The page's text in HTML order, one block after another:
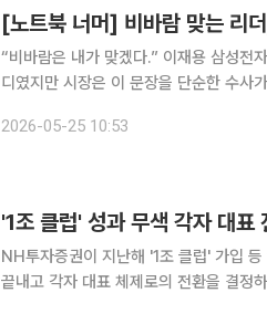
[노트북 너머] 비바람 맞는 리
“비바람은 내가 맞겠다.” 이재용 삼성전자 회장이 최근 노사 갈등 국면에서 꺼낸 말이다. 짧은 한마
디였지만 시장은 이 문장을 단순한 수사
자만은 아니다. 실적, 주가, 자산 규모도
2026-05-25 10:53
NH투자증권이 지난해 '1조 클럽' 가입
끝내고 각자 대표 체제로의 전환을 결정